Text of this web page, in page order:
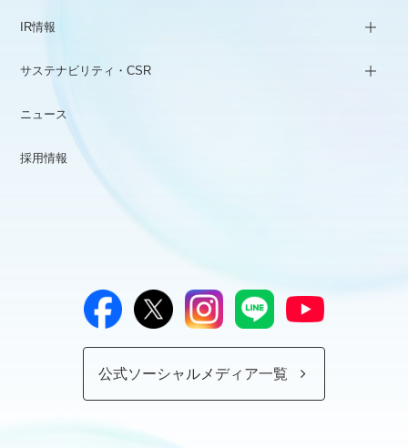
IR情報
サステナビリティ・CSR
ニュース
採用情報
公式ソーシャルメディア一覧